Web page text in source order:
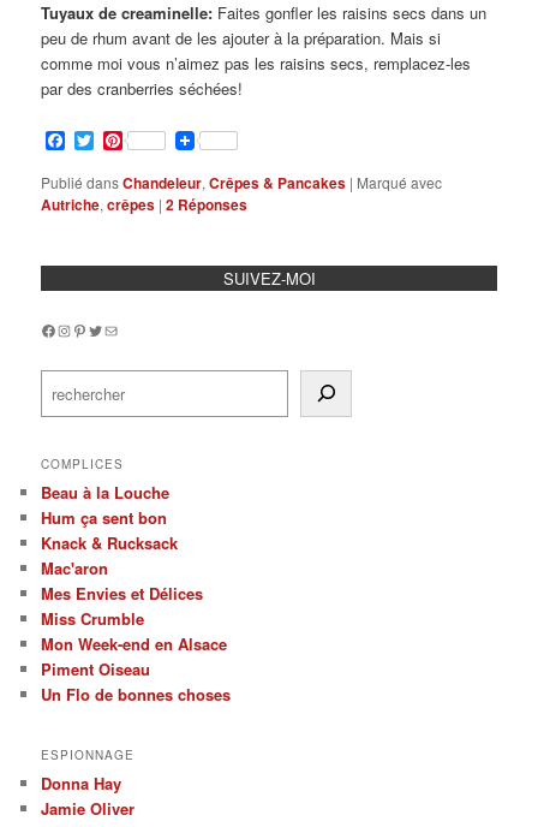
Tuyaux de creaminelle: Faites gonfler les raisins secs dans un
peu de rhum avant de les ajouter à la préparation. Mais si
comme moi vous n’aimez pas les raisins secs, remplacez-les
par des cranberries séchées!
Facebook
TwitterPinterest
Publié dansChandeleur,Crêpes & Pancakes | Marqué avec
Autriche,crêpes |2 Réponses
SUIVEZ-MOI
Facebook
Instagram
Pinterest
Twitter
Mail
COMPLICES
Beau à la Louche
Hum ça sent bon
Knack & Rucksack
Mac'aron
Mes Envies et Délices
Miss Crumble
Mon Week-end en Alsace
Piment Oiseau
Un Flo de bonnes choses
ESPIONNAGE
Donna Hay
Jamie Oliver